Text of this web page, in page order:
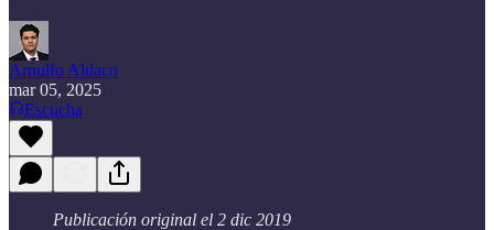
Arnulfo Aldaco
mar 05, 2025
Escucha
Publicación original el 2 dic 2019